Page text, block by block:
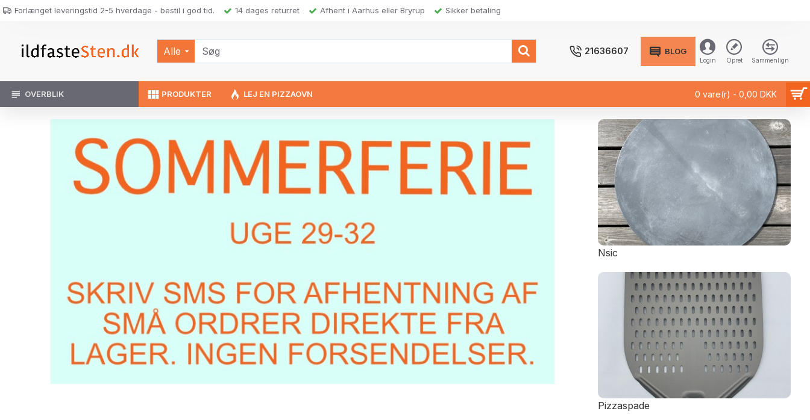
Forlænget leveringstid 2-5 hverdage - bestil i god tid. 14 dages returret Afhent i Aarhus eller Bryrup Sikker betaling
21636607 BLOG
Alle
Login Opret Sammenlign
OVERBLIK PRODUKTER LEJ EN PIZZAOVN 0 vare(r) - 0,00 DKK
Nsic
Pizzaspade